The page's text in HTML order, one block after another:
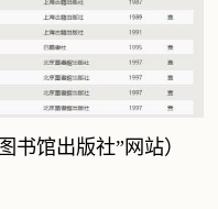
书馆出版社”网站）